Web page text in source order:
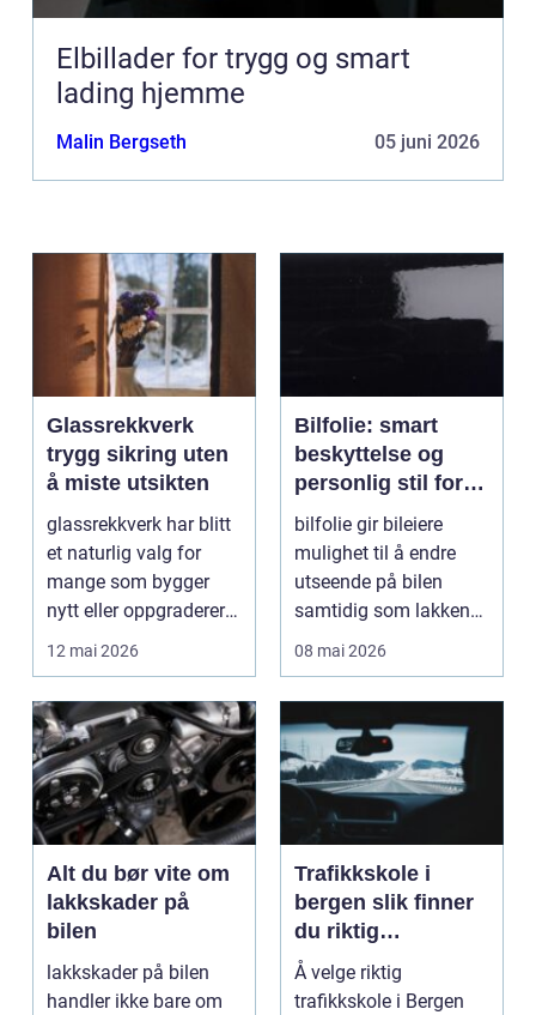
Elbillader for trygg og smart
lading hjemme
Malin Bergseth 05 juni 2026
Glassrekkverk
trygg sikring uten
å miste utsikten
glassrekkverk har blitt
et naturlig valg for
mange som bygger
nytt eller oppgraderer
bolig, hytte og...
12 mai 2026
Bilfolie: smart
beskyttelse og
personlig stil for
bilen
bilfolie gir bileiere
mulighet til å endre
utseende på bilen
samtidig som lakken
får et ekstra lag m...
08 mai 2026
Alt du bør vite om
lakkskader på
bilen
lakkskader på bilen
handler ikke bare om
Trafikkskole i
bergen slik finner
du riktig
opplæring til
førerkortet
Å velge riktig
trafikkskole i Bergen